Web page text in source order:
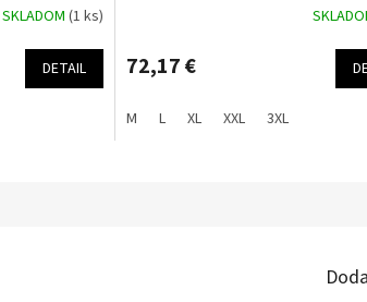
SKLADOM (1 ks)
DETAIL 72,17 €
M L XL XXL 3XL